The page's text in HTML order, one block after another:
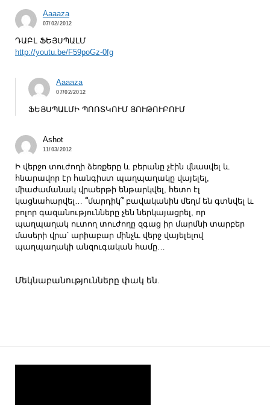
Aaaaza
07/02/2012
ԴԱԲԼ ՖԵՅՍՊԱԼՄ
http://youtu.be/F59poGz-0fg
Aaaaza
07/02/2012
ՖԵՅՍՊԱԼՄԻ ՊՈՌՏԿՈՒՄ ՅՈՒԹՈՒԲՈՒՄ
Ashot
11/03/2012
Ի վերջո տուժողի ձեռքերը և բերանը չէին վնասվել և
հնարավոր էր հանգիստ պաղպաղակը վայելել,
միաժամանակ վրաերթի ենթարկվել, հետո էլ
կացնահարվել… ՞մարդիկ՞ բավականին մեղմ են գտնվել և
բոլոր գազանությունները չեն ներկայացրել, որ
պաղպաղակ ուտող տուժողը զգաց իր մարմնի տարբեր
մասերի վրա՝ արիաբար մինչև վերջ վայելելով
պաղպաղակի անզուգական համը…
Մեկնաբանությունները փակ են.